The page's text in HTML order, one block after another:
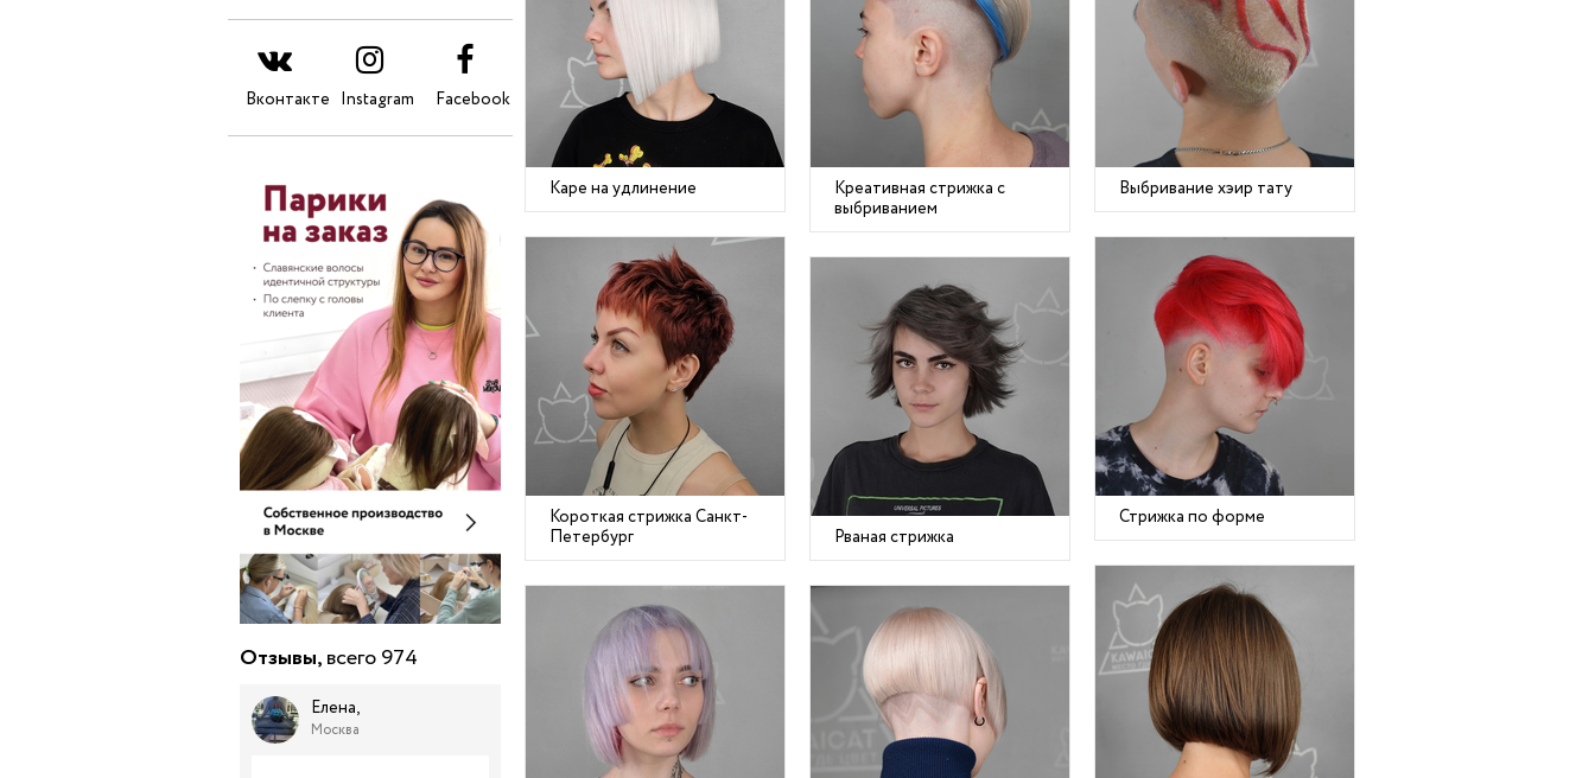
Вконтакте Instagram Facebook
Отзывы,всего 974
Елена,
Москва
Каре на удлинение
Креативная стрижка с
выбриванием
Выбривание хэир тату
Короткая стрижка Санкт-
Петербург
Стрижка по форме
Рваная стрижка